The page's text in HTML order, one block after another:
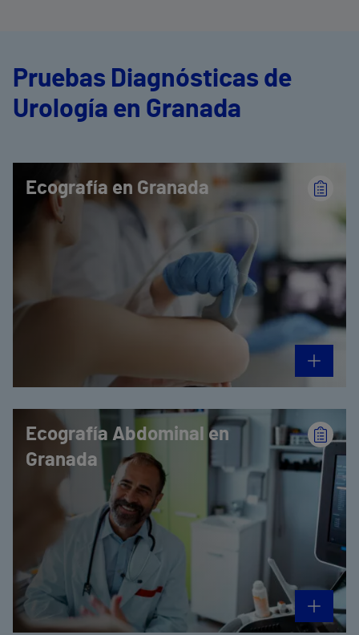
Pruebas Diagnósticas de
Urología en Granada
Ecografía en Granada
Ecografía Abdominal en
Granada